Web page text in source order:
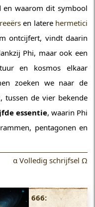
en waarom dit symbool
en latere hermetici
ontcijfert, vindt daarin
Phi, maar ook een
en kosmos elkaar
zoeken we naar de
, tussen de vier bekende
essentie, waarin Phi
pentagonen en
α Volledig schrijfsel Ω
666: